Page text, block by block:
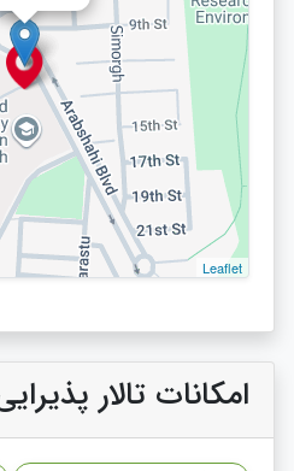
Leaflet
امکانات تالار